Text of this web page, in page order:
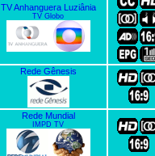
TV Anhanguera Luziânia
TV Globo
Rede Gênesis
Rede Mundial
IMPD TV